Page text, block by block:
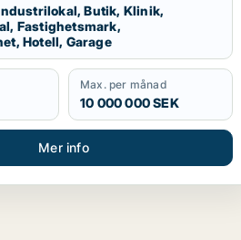
Butik, Klinik,
Fastighetsmark,
Hotell, Garage
Max. per månad
10 000 000 SEK
Mer info